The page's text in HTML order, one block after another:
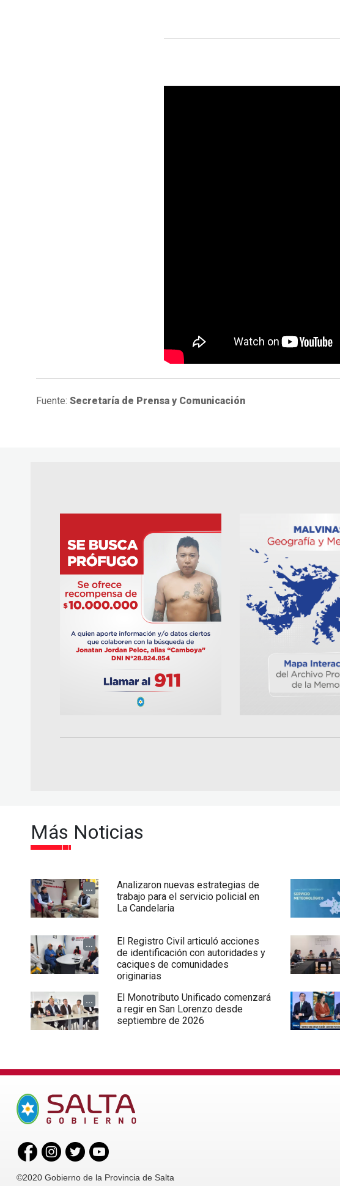
Fuente: Secretaría de Prensa y Comunicación
Más Noticias
...
Analizaron nuevas estrategias de
trabajo para el servicio policial en
La Candelaria
...
El Registro Civil articuló acciones
de identificación con autoridades y
caciques de comunidades
originarias
...
El Monotributo Unificado comenzará
a regir en San Lorenzo desde
septiembre de 2026
©2020 Gobierno de la Provincia de Salta